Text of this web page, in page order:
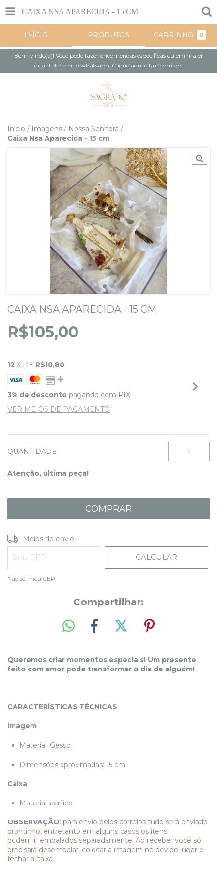
CAIXA NSA APARECIDA - 15 CM
INÍCIO PRODUTOS CARRINHO 0
Bem-vindo(a)! Você pode fazer encomendas específicas ou em maior
quantidade pelo whatsapp. Clique aqui e fale comigo!
Início / Imagens / Nossa Senhora /
Caixa Nsa Aparecida - 15 cm
CAIXA NSA APARECIDA - 15 CM
R$105,00
12 X DE R$10,80
3% de desconto pagando com PIX
VER MEIOS DE PAGAMENTO
QUANTIDADE
Atenção, última peça!
Entregas para o CEP:
Meios de envio
CALCULAR
Não sei meu CEP
Compartilhar:
Queremos criar momentos especiais! Um presente
feito com amor pode transformar o dia de alguém!
CARACTERÍSTICAS TÉCNICAS
Imagem
Material: Gesso
Dimensões aproximadas: 15 cm
Caixa
Material: acrílico
OBSERVAÇÃO: para envio pelos correios tudo será enviado
prontinho, entretanto em alguns casos os itens
podem ir embalados separadamente. Ao receber você só
precisará desembalar, colocar a imagem no devido lugar e
fechar a caixa.